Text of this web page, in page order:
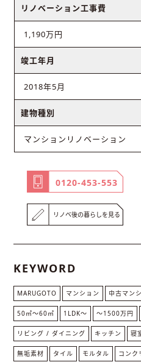
リノベーション工事費
1,190万円
竣工年月
2018年5月
建物種別
マンションリノベーション
0120-453-553
リノベ後の暮らしを見る
KEYWORD
MARUGOTO マンション 中古マン
50㎡〜60㎡ 1LDK〜 ～1500万円
リビング / ダイニング キッチン 寝
無垢素材 タイル モルタル コンク